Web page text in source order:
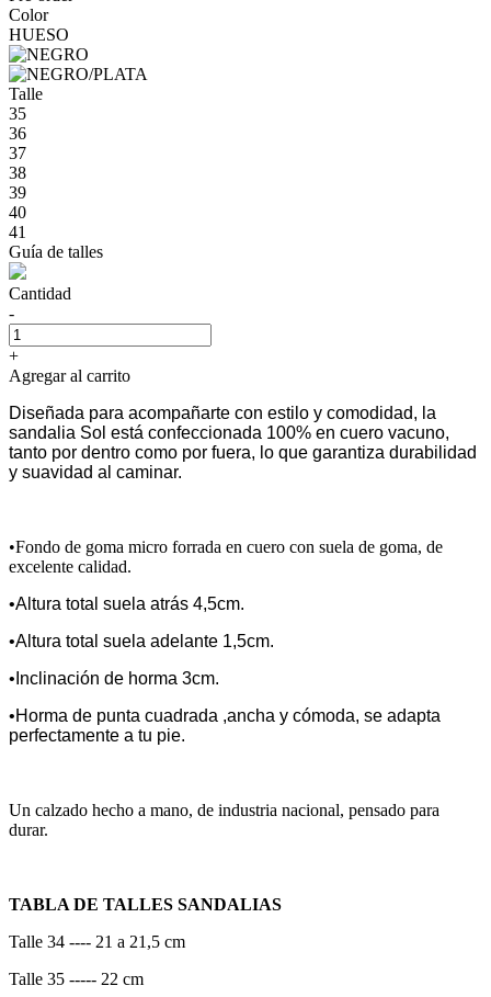
Color
HUESO
Talle
35
36
37
38
39
40
41
Guía de talles
Cantidad
-
+
Agregar al carrito
Diseñada para acompañarte con estilo y comodidad, la
sandalia Sol está confeccionada 100% en cuero vacuno,
tanto por dentro como por fuera, lo que garantiza durabilidad
y suavidad al caminar.
•Fondo de goma micro forrada en cuero con suela de goma, de
excelente calidad.
•Altura total suela atrás 4,5cm.
•Altura total suela adelante 1,5cm.
•Inclinación de horma 3cm.
•Horma de punta cuadrada ,ancha y cómoda, se adapta
perfectamente a tu pie.
Un calzado hecho a mano, de industria nacional, pensado para
durar.
TABLA DE TALLES SANDALIAS
Talle 34 ---- 21 a 21,5 cm
Talle 35 ----- 22 cm